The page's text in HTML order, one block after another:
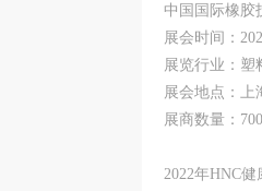
中国国际橡胶
展会时间：
展览行业：塑
展会地点：上
展商数量：
2022年HNC